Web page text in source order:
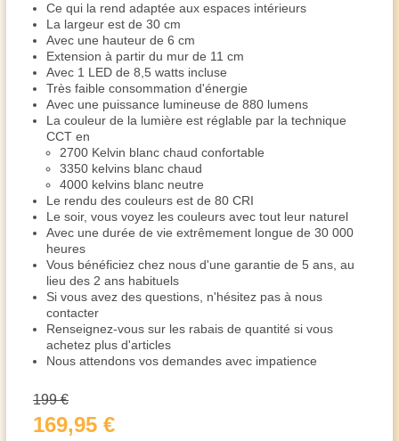
Ce qui la rend adaptée aux espaces intérieurs
La largeur est de 30 cm
Avec une hauteur de 6 cm
Extension à partir du mur de 11 cm
Avec 1 LED de 8,5 watts incluse
Très faible consommation d'énergie
Avec une puissance lumineuse de 880 lumens
La couleur de la lumière est réglable par la technique
CCT en
2700 Kelvin blanc chaud confortable
3350 kelvins blanc chaud
4000 kelvins blanc neutre
Le rendu des couleurs est de 80 CRI
Le soir, vous voyez les couleurs avec tout leur naturel
Avec une durée de vie extrêmement longue de 30 000
heures
Vous bénéficiez chez nous d'une garantie de 5 ans, au
lieu des 2 ans habituels
Si vous avez des questions, n'hésitez pas à nous
contacter
Renseignez-vous sur les rabais de quantité si vous
achetez plus d'articles
Nous attendons vos demandes avec impatience
199 €
169,95 €